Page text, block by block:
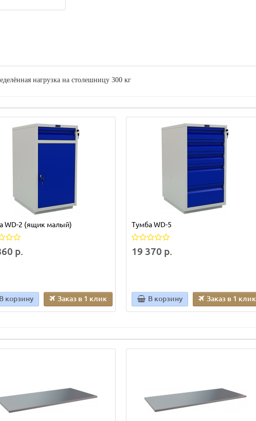
нагрузка на столешницу 300 кг
WD-2 (ящик малый)
р.
В корзину Заказ в 1 клик
Тумба WD-5
19 370 р.
В корзину Заказ в 1 клик